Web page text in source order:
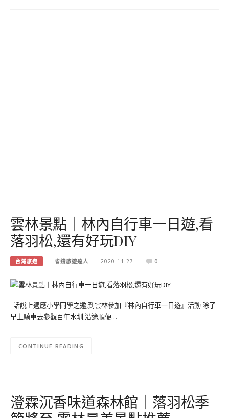
雲林景點｜林內自行車一日遊,看
落羽松,還有好玩DIY
台灣旅遊 省錢旅遊達人 2020-11-27 0
話說上週應小學同學之邀,到雲林參加『林內自行車一日遊』活動 除了
早上騎車去參觀百年水圳,沿途順便…
CONTINUE READING
澄霖沉香味道森林館｜落羽松季